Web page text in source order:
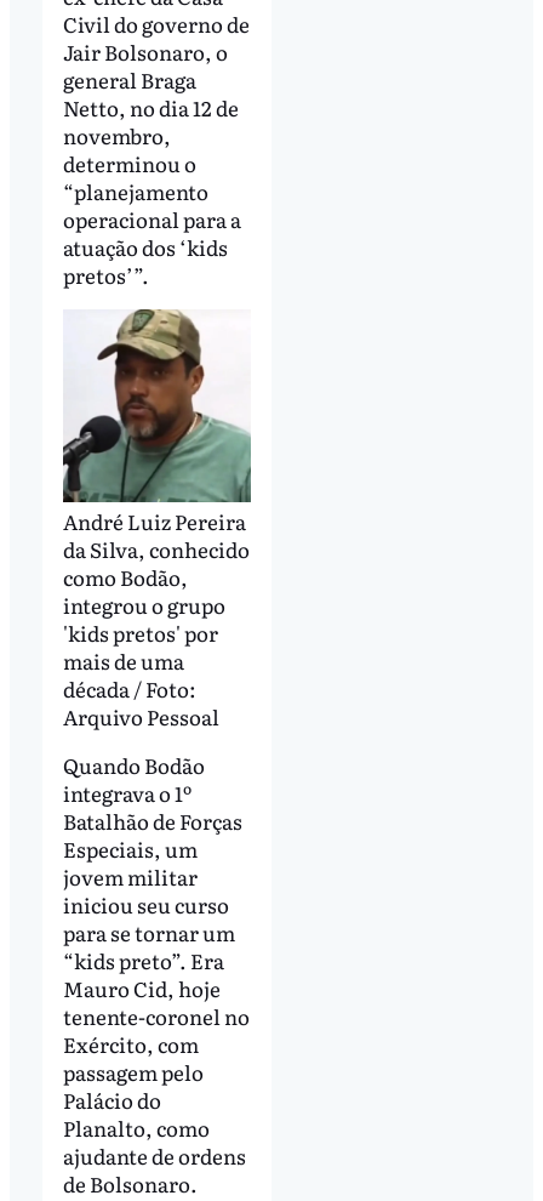
Civil do governo de
Jair Bolsonaro, o
general Braga
Netto, no dia 12 de
novembro,
determinou o
“planejamento
operacional para a
atuação dos ‘kids
pretos’”.
André Luiz Pereira
da Silva, conhecido
como Bodão,
integrou o grupo
'kids pretos' por
mais de uma
década / Foto:
Arquivo Pessoal
Quando Bodão
integrava o 1º
Batalhão de Forças
Especiais, um
jovem militar
iniciou seu curso
para se tornar um
“kids preto”. Era
Mauro Cid, hoje
tenente-coronel no
Exército, com
passagem pelo
Palácio do
Planalto, como
ajudante de ordens
de Bolsonaro.